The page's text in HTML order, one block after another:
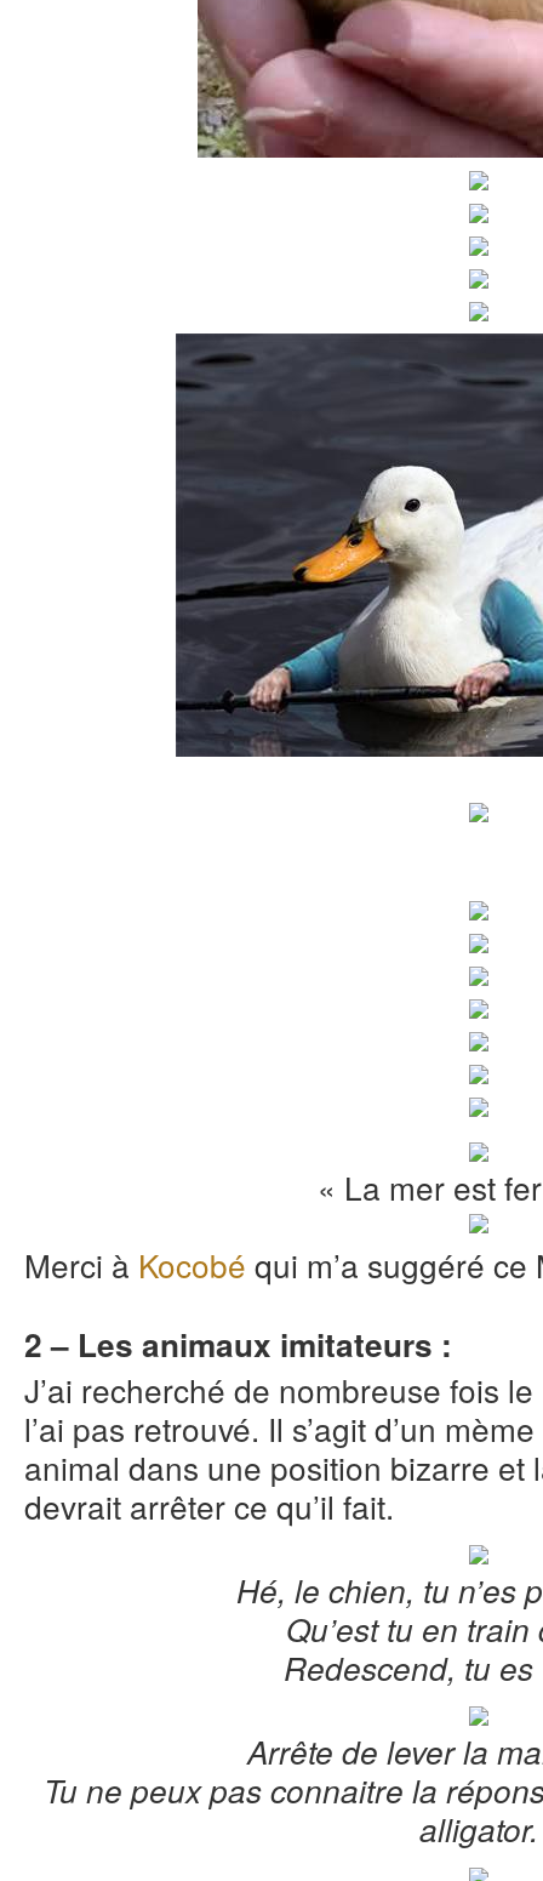
« La mer est
Merci à Kocobé qui m’a suggéré ce
2 – Les animaux imitateurs :
J’ai recherché de nombreuse fois
l’ai pas retrouvé. Il s’agit d’un
animal dans une position bizarre et
devrait arrêter ce qu’il fait.
Hé, le chien, tu n’es
Qu’est tu en
Redescend, tu
Arrête de lever la
Tu ne peux pas connaitre la
alligator.